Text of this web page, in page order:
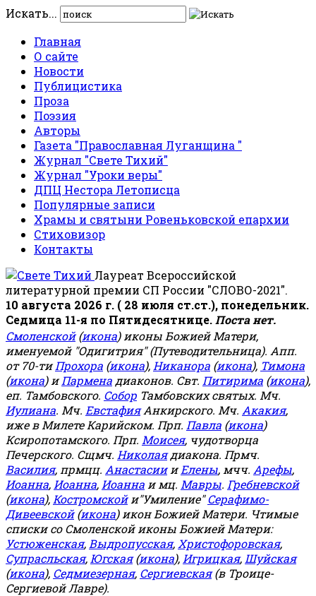
Искать...
Главная
О сайте
Новости
Публицистика
Проза
Поэзия
Авторы
Газета "Православная Луганщина "
Журнал "Свете Тихий"
Журнал "Уроки веры"
ДПЦ Нестора Летописца
Популярные записи
Храмы и святыни Ровеньковской епархии
Стиховизор
Контакты
Лауреат Всероссийской
литературной премии СП России "СЛОВО-2021".
10 августа 2026 г. ( 28 июля ст.ст.), понедельник.
Седмица 11-я по Пятидесятнице. Поста нет.
Смоленской(икона) иконы Божией Матери,
именуемой "Одигитрия" (Путеводительница). Апп.
от 70-тиПрохора (икона), Никанора (икона), Тимона
(икона) иПармена диаконов. Свт. Питирима (икона),
еп. Тамбовского. Собор Тамбовских святых. Мч.
Иулиана. Мч. ЕвстафияАнкирского. Мч. Акакия,
иже в Милете Карийском. Прп. Павла (икона)
Ксиропотамского. Прп. Моисея, чудотворца
Печерского. Сщмч. Николаядиакона. Прмч.
Василия, прмцц. АнастасиииЕлены, мчч. Арефы,
Иоанна, Иоанна, Иоанна и мц. Мавры. Гребневской
(икона), Костромскойи"Умиление"Серафимо-
Дивеевской(икона) икон Божией Матери. Чтимые
списки со Смоленской иконы Божией Матери:
Устюженская, Выдропусская, Христофоровская,
Супрасльская, Югская(икона), Игрицкая, Шуйская
(икона), Седмиезерная, Сергиевская(в Троице-
Сергиевой Лавре).